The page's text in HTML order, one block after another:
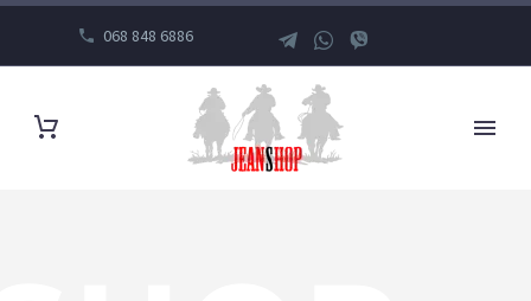
068 848 6886